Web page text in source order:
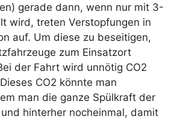
gerade dann, wenn nur mit 3-
wird, treten Verstopfungen in
auf. Um diese zu beseitigen,
zum Einsatzort
der Fahrt wird unnötig CO2
CO2 könnte man
man die ganze Spülkraft der
hinterher nocheinmal, damit